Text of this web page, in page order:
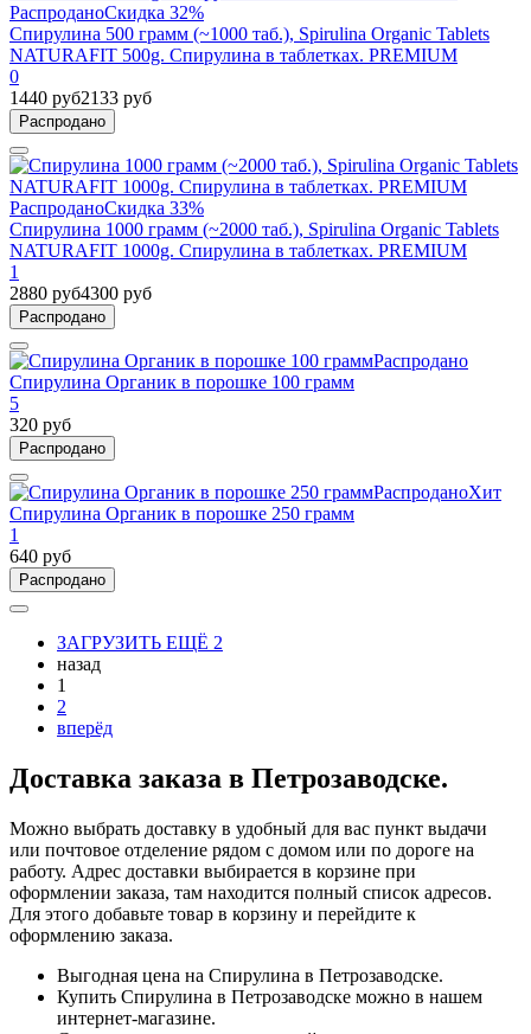
РаспроданоСкидка 32%
Спирулина 500 грамм (~1000 таб.), Spirulina Organic Tablets
NATURAFIT 500g. Спирулина в таблетках. PREMIUM
0
1440 руб2133 руб
Распродано
РаспроданоСкидка 33%
Спирулина 1000 грамм (~2000 таб.), Spirulina Organic Tablets
NATURAFIT 1000g. Спирулина в таблетках. PREMIUM
1
2880 руб4300 руб
Распродано
Распродано
Спирулина Органик в порошке 100 грамм
5
320 руб
Распродано
РаспроданоХит
Спирулина Органик в порошке 250 грамм
1
640 руб
Распродано
ЗАГРУЗИТЬ ЕЩЁ 2
назад
1
2
вперёд
Доставка заказа в Петрозаводске.
Можно выбрать доставку в удобный для вас пункт выдачи
или почтовое отделение рядом с домом или по дороге на
работу. Адрес доставки выбирается в корзине при
оформлении заказа, там находится полный список адресов.
Для этого добавьте товар в корзину и перейдите к
оформлению заказа.
Выгодная цена на Спирулина в Петрозаводске.
Купить Спирулина в Петрозаводске можно в нашем
интернет‐магазине.